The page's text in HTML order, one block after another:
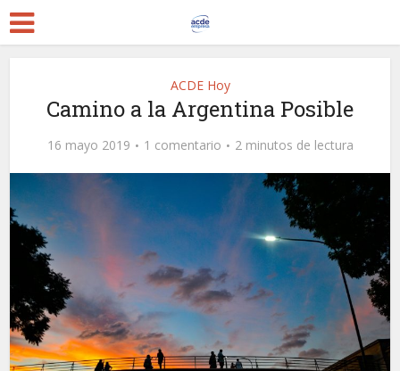
ACDE Hoy
Camino a la Argentina Posible
16 mayo 2019 1 comentario 2 minutos de lectura